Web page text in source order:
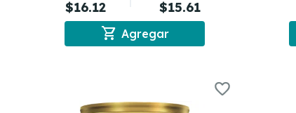
$16.12 $15.61
shopping_cart Agregar